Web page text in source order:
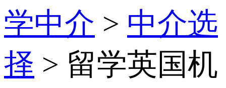
学中介 > 中介选
择 > 留学英国机